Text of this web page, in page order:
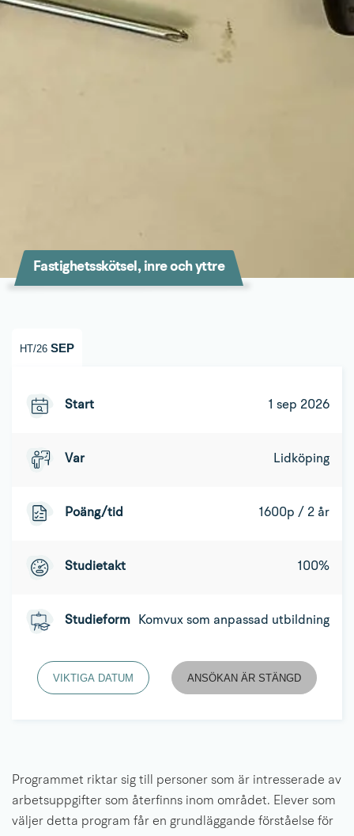
Fastighetsskötsel, inre och yttre
HT/26 SEP
Start 1 sep 2026
Var Lidköping
Poäng/tid 1600p / 2 år
Studietakt 100%
Studieform Komvux som anpassad utbildning
VIKTIGA DATUM ANSÖKAN ÄR STÄNGD
Programmet riktar sig till personer som är intresserade av
arbetsuppgifter som återfinns inom området. Elever som
väljer detta program får en grundläggande förståelse för